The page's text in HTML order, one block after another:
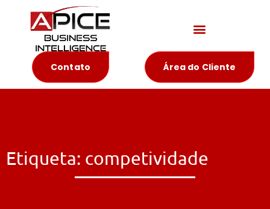
Contato Área do Cliente
Etiqueta: competividade